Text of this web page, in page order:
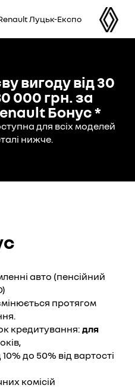
Луцьк-Експо
вигоду від 30
000 грн. за
Бонус *
для всіх моделей
нижче.
авто (пенсійний
протягом
кредитування: для
до 50% від вартості
комісій